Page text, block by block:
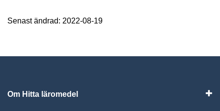
Senast ändrad: 2022-08-19
Om Hitta läromedel